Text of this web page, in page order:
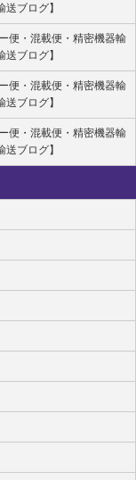
ブログ】
便・混載便・精密機器輸
ブログ】
便・混載便・精密機器輸
ブログ】
便・混載便・精密機器輸
ブログ】